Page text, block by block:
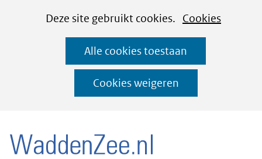
CookiesDeze site gebruikt cookies. Cookies
deze
Alle cookies toestaan
Cookies weigeren
Ga
naar
de
inhoud